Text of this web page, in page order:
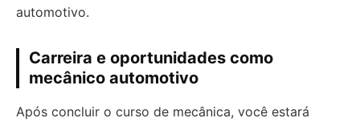
automotivo.
Carreira e oportunidades como
mecânico automotivo
Após concluir o curso de mecânica, você estará